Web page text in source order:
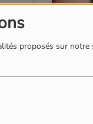
proposés sur notre